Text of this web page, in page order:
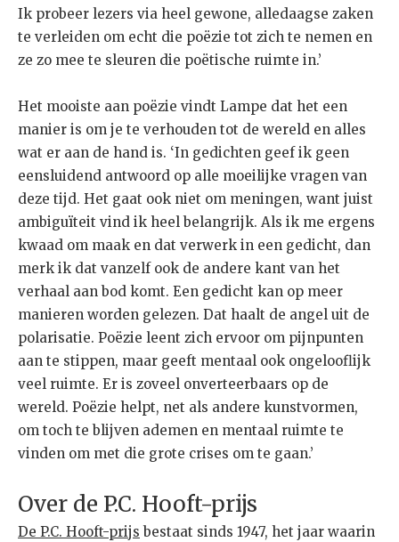
Ik probeer lezers via heel gewone, alledaagse zaken
te verleiden om echt die poëzie tot zich te nemen en
ze zo mee te sleuren die poëtische ruimte in.’
Het mooiste aan poëzie vindt Lampe dat het een
manier is om je te verhouden tot de wereld en alles
wat er aan de hand is. ‘In gedichten geef ik geen
eensluidend antwoord op alle moeilijke vragen van
deze tijd. Het gaat ook niet om meningen, want juist
ambiguïteit vind ik heel belangrijk. Als ik me ergens
kwaad om maak en dat verwerk in een gedicht, dan
merk ik dat vanzelf ook de andere kant van het
verhaal aan bod komt. Een gedicht kan op meer
manieren worden gelezen. Dat haalt de angel uit de
polarisatie. Poëzie leent zich ervoor om pijnpunten
aan te stippen, maar geeft mentaal ook ongelooflijk
veel ruimte. Er is zoveel onverteerbaars op de
wereld. Poëzie helpt, net als andere kunstvormen,
om toch te blijven ademen en mentaal ruimte te
vinden om met die grote crises om te gaan.’
Over de P.C. Hooft-prijs
De P.C. Hooft-prijs bestaat sinds 1947, het jaar waarin